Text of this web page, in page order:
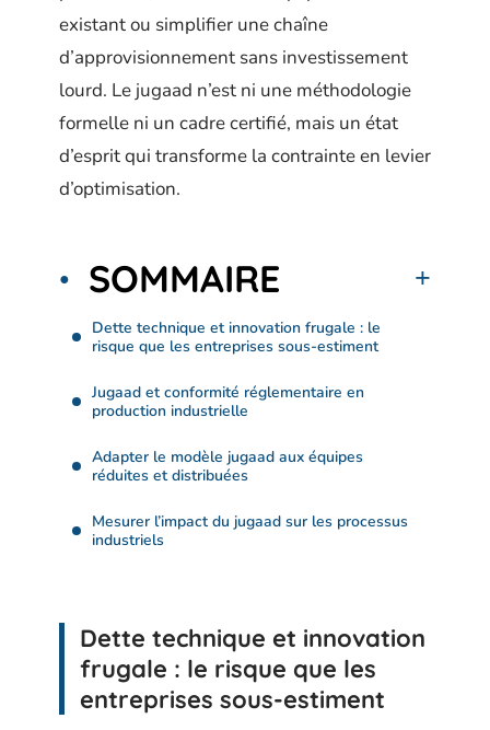
existant ou simplifier une chaîne
d’approvisionnement sans investissement
lourd. Le jugaad n’est ni une méthodologie
formelle ni un cadre certifié, mais un état
d’esprit qui transforme la contrainte en levier
d’optimisation.
SOMMAIRE
Dette technique et innovation frugale : le
risque que les entreprises sous-estiment
Jugaad et conformité réglementaire en
production industrielle
Adapter le modèle jugaad aux équipes
réduites et distribuées
Mesurer l’impact du jugaad sur les processus
industriels
Dette technique et innovation
frugale : le risque que les
entreprises sous-estiment